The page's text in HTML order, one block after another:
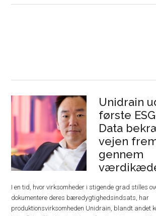
Unidrain
første
Data
vejen
gennem
I en tid, hvor virksomheder i stigende grad stilles
dokumentere deres bæredygtighedsindsats, har
produktionsvirksomheden Unidrain, blandt andet